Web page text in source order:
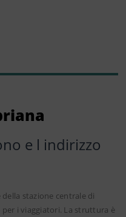
e l indirizzo
stazione centrale di
i viaggiatori. La struttura è